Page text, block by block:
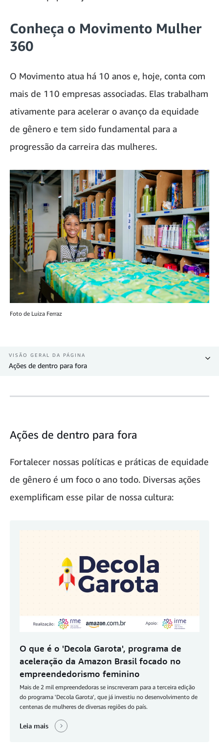
Conheça o Movimento Mulher
360
O Movimento atua há 10 anos e, hoje, conta com
mais de 110 empresas associadas. Elas trabalham
ativamente para acelerar o avanço da equidade
de gênero e tem sido fundamental para a
progressão da carreira das mulheres.
Foto de Luiza Ferraz
VISÃO GERAL DA PÁGINA
Ações de dentro para fora
Ações de dentro para fora
Fortalecer nossas políticas e práticas de equidade
de gênero é um foco o ano todo. Diversas ações
exemplificam esse pilar de nossa cultura:
O que é o 'Decola Garota', programa de
aceleração da Amazon Brasil focado no
empreendedorismo feminino
Mais de 2 mil empreendedoras se inscreveram para a terceira edição
do programa 'Decola Garota', que já investiu no desenvolvimento de
centenas de mulheres de diversas regiões do país.
Leia mais